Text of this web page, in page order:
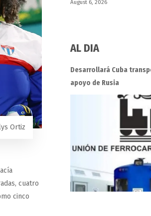
Ortiz
cuatro
cinco
August 6, 2026
AL DIA
Desarrollará Cuba
apoyo de Rusia